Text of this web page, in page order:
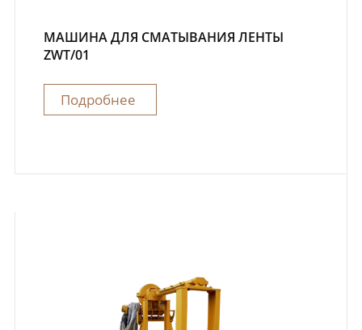
МАШИНА ДЛЯ СМАТЫВАНИЯ ЛЕНТЫ
ZWT/01
Подробнее